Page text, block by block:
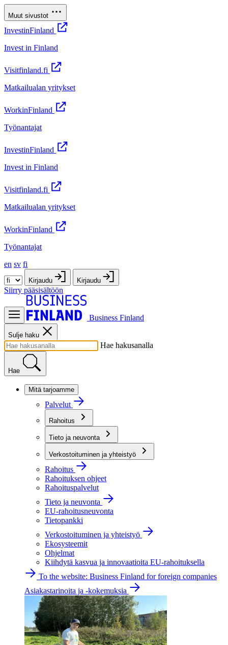
Muut sivustot
InvestinFinland
Invest in Finland
Visitfinland.fi
Matkailualan yritykset
WorkinFinland
Työnantajat
InvestinFinland
Invest in Finland
Visitfinland.fi
Matkailualan yritykset
WorkinFinland
Työnantajat
en sv fi
Kirjaudu Kirjaudu
Siirry pääsisältöön
Business Finland
Sulje haku
Hae hakusanalla
Hae
Mitä tarjoamme
Palvelut
Rahoitus
Tieto ja neuvonta
Verkostoituminen ja yhteistyö
Rahoitus
Rahoituksen ohjeet
Rahoituspalvelut
Tieto ja neuvonta
EU-rahoitusneuvonta
Tietopankki
Verkostoituminen ja yhteistyö
Ekosysteemit
Ohjelmat
Kiihdytä kasvua ja innovaatioita EU-rahoituksella
To the website: Business Finland for foreign companies
Asiakastarinoita ja -kokemuksia